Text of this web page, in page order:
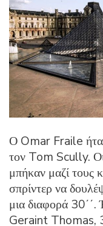
Ο Omar Fraile
τον Tom Scully.
μπήκαν μαζί τους
σπρίντερ να
μια διαφορά 30΄΄.
Geraint Thomas,